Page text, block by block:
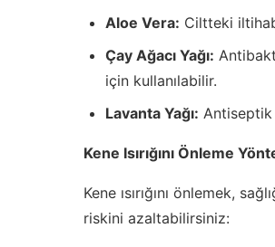
Aloe Vera: Ciltteki
Çay Ağacı Yağı:
için kullanılabilir.
Lavanta Yağı: Antiseptik
Kene Isırığını Önleme
Kene ısırığını önlemek,
riskini azaltabilirsiniz: